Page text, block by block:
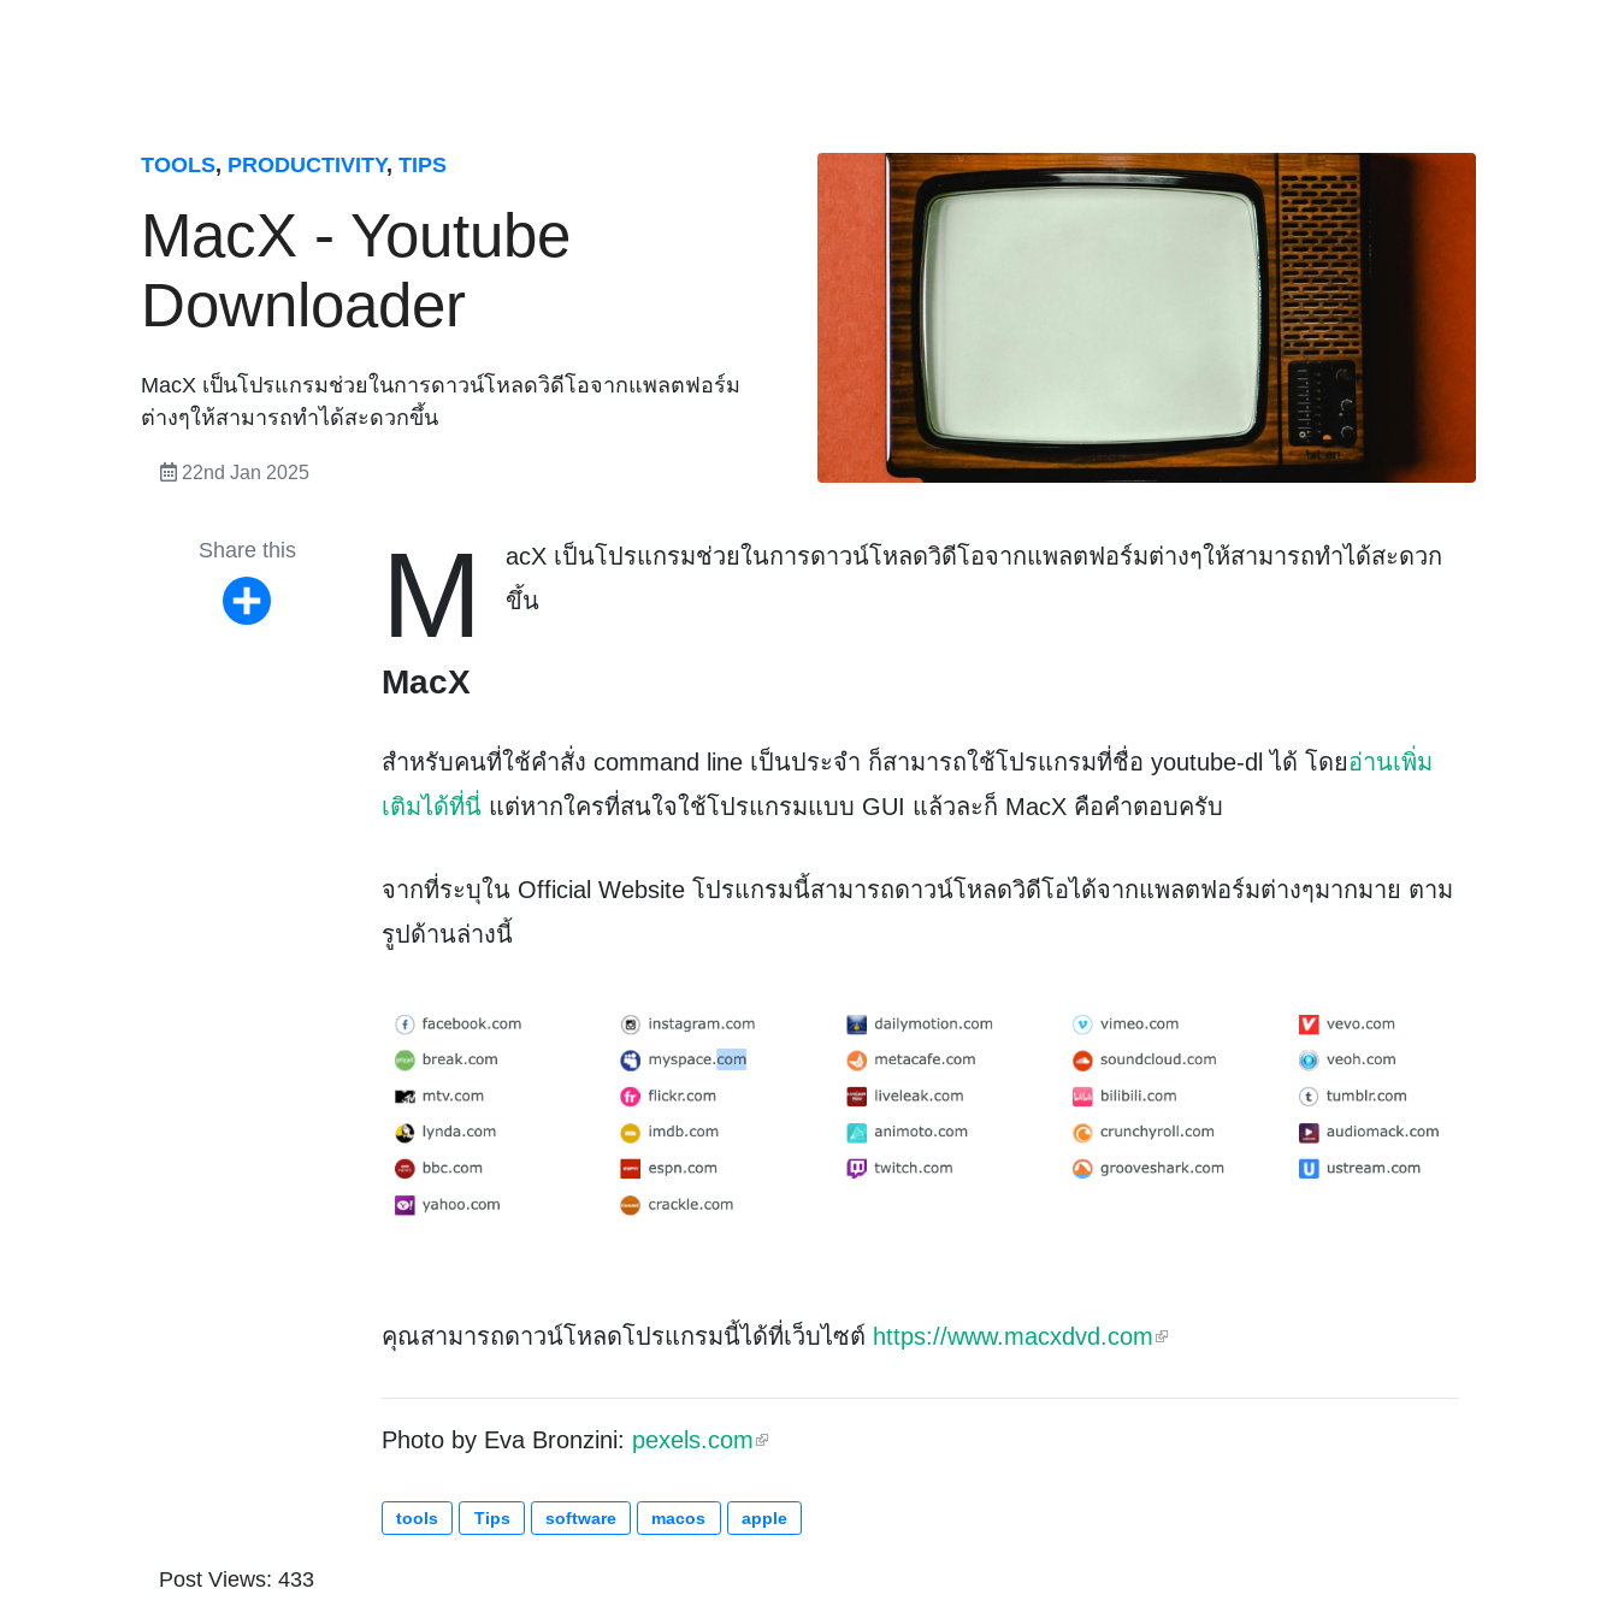
TOOLS, PRODUCTIVITY, TIPS
MacX - Youtube
Downloader
MacX เป็นโปรแกรมช่วยในการดาวน์โหลดวิดีโอจากแพลตฟอร์ม
ต่างๆให้สามารถทำได้สะดวกขึ้น
22nd Jan 2025
Share this M
acX เป็นโปรแกรมช่วยในการดาวน์โหลดวิดีโอจากแพลตฟอร์มต่างๆให้สามารถทำได้สะดวก
ขึ้น
MacX
สำหรับคนที่ใช้คำสั่ง command line เป็นประจำ ก็สามารถใช้โปรแกรมที่ชื่อ youtube-dl ได้ โดยอ่านเพิ่ม
เติมได้ที่นี่ แต่หากใครที่สนใจใช้โปรแกรมแบบ GUI แล้วละก็ MacX คือคำตอบครับ
จากที่ระบุใน Official Website โปรแกรมนี้สามารถดาวน์โหลดวิดีโอได้จากแพลตฟอร์มต่างๆมากมาย ตาม
รูปด้านล่างนี้
คุณสามารถดาวน์โหลดโปรแกรมนี้ได้ที่เว็บไซต์ https://www.macxdvd.com
Photo by Eva Bronzini: pexels.com
tools Tips software macos apple
Post Views: 433